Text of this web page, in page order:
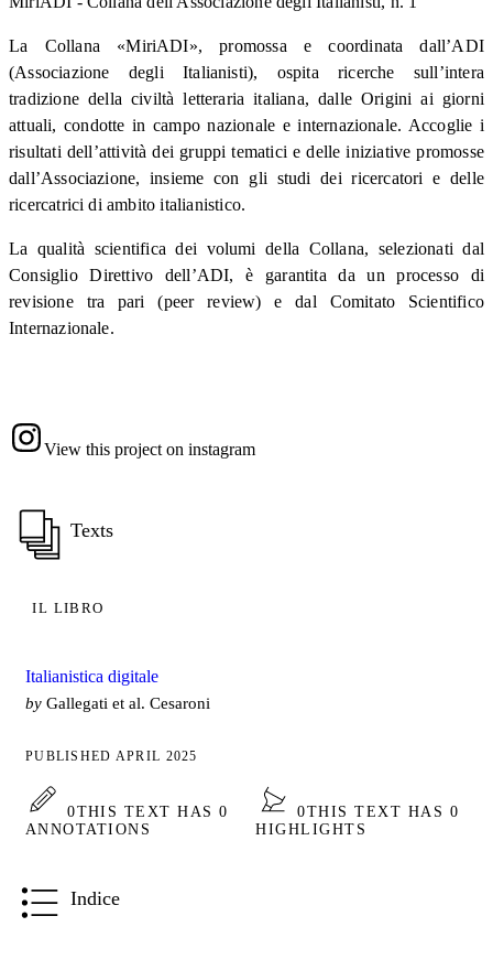
La Collana «MiriADI», promossa e coordinata dall’ADI
(Associazione degli Italianisti), ospita ricerche sull’intera
tradizione della civiltà letteraria italiana, dalle Origini ai giorni
attuali, condotte in campo nazionale e internazionale. Accoglie i
risultati dell’attività dei gruppi tematici e delle iniziative promosse
dall’Associazione, insieme con gli studi dei ricercatori e delle
ricercatrici di ambito italianistico.
La qualità scientifica dei volumi della Collana, selezionati dal
Consiglio Direttivo dell’ADI, è garantita da un processo di
revisione tra pari (peer review) e dal Comitato Scientifico
Internazionale.
View this project on instagram
Texts
IL LIBRO
Italianistica digitale
by Gallegati et al. Cesaroni
PUBLISHED APRIL 2025
0THIS TEXT HAS 0
ANNOTATIONS
0THIS TEXT HAS 0
HIGHLIGHTS
Indice